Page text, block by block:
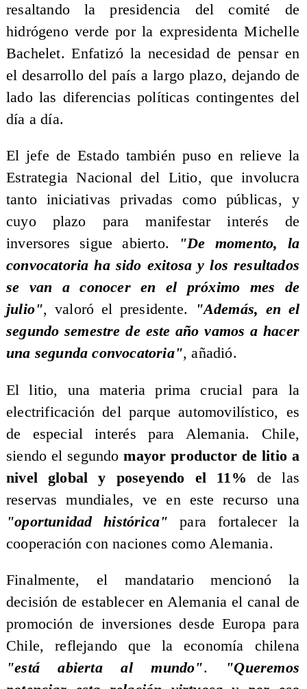
resaltando la presidencia del comité de
hidrógeno verde por la expresidenta Michelle
Bachelet. Enfatizó la necesidad de pensar en
el desarrollo del país a largo plazo, dejando de
lado las diferencias políticas contingentes del
día a día.
El jefe de Estado también puso en relieve la
Estrategia Nacional del Litio, que involucra
tanto iniciativas privadas como públicas, y
cuyo plazo para manifestar interés de
inversores sigue abierto.
"De momento, la
convocatoria ha sido exitosa y los resultados
se van a conocer en el próximo mes de
julio", valoró el presidente.
"Además, en el
segundo semestre de este año vamos a hacer
una segunda convocatoria", añadió.
El litio, una materia prima crucial para la
electrificación del parque automovilístico, es
de especial interés para Alemania. Chile,
siendo el segundomayor productor de litio a
nivel global y poseyendo el 11% de las
reservas mundiales, ve en este recurso una
"oportunidad histórica" para fortalecer la
cooperación con naciones como Alemania.
Finalmente, el mandatario mencionó la
decisión de establecer en Alemania el canal de
promoción de inversiones desde Europa para
Chile, reflejando que la economía chilena
"está abierta al mundo".
"Queremos